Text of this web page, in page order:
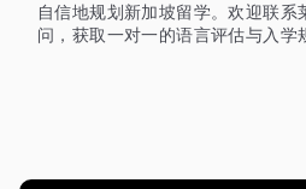
自信地规划新加坡留学。欢迎联系
问，获取一对一的语言评估与入学